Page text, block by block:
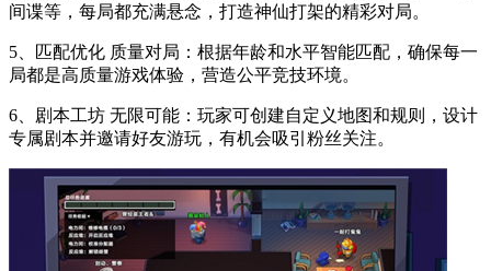
间谍等，每局都充满悬念，打造神仙打架的精彩对局。
5、匹配优化 质量对局：根据年龄和水平智能匹配，确保每一
局都是高质量游戏体验，营造公平竞技环境。
6、剧本工坊 无限可能：玩家可创建自定义地图和规则，设计
专属剧本并邀请好友游玩，有机会吸引粉丝关注。